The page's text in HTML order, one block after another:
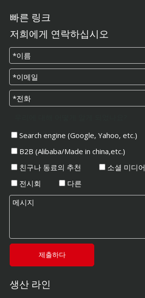
빠른 링크
저희에게 연락하십시오
Search engine (Google, Yahoo, etc.)
B2B (Alibaba/Made in china,etc.)
친구나 동료의 추천
소셜 미디어
전시회
다른
제출하다
생산 라인